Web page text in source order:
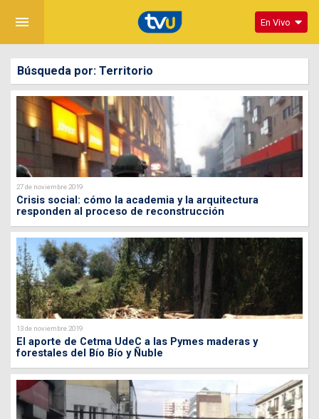
menu En Vivo
Búsqueda por: Territorio
27 de noviembre 2019
Crisis social: cómo la academia y la arquitectura
responden al proceso de reconstrucción
13 de noviembre 2019
El aporte de Cetma UdeC a las Pymes maderas y
forestales del Bío Bío y Ñuble